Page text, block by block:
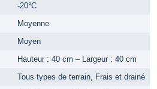
-20°C
Moyenne
Moyen
Hauteur : 40 cm – Largeur : 40 cm
Tous types de terrain, Frais et drainé